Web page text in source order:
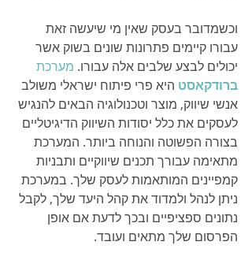
וכשמדובר בעסק שאין מי שיעשה זאת
עבורו קיימים פתרונות שונים בשוק אשר
יכולים לבצע שלבים אלה עבורו. מערכת
ברודקאסט היא פרי פיתוח ישראלי משולב
אנשי שיווק, מוצר וטכנולוגיה הבאים להנגיש
לעסקים את כלל יסודות השיווק הדיגיטליים
בצורה הפשוטה והנוחה ביותר. המערכת
מתאימה עבורך תכנים שיווקיים ותבניות
קמפיינים המותאמות לעסק שלך. במערכת
ניתן לנהל ולמדוד את קהל היעד שלך, לקבל
נתונים ספציפיים ובכך לדעת אם אופן
הפרסום שלך מתאים ועובד.